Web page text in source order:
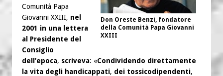
Don Oreste Benzi, fondatore
della Comunità Papa Giovanni
XXIII
Comunità Papa
Giovanni XXIII, nel
2001 in una lettera
al Presidente del
Consiglio
dell’epoca, scriveva: «Condividendo direttamente
la vita degli handicappati, dei tossicodipendenti,